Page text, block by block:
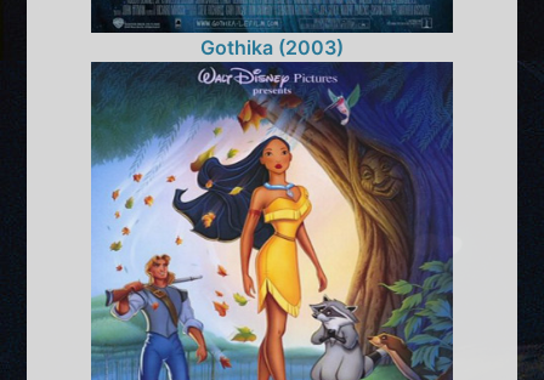
Gothika (2003)